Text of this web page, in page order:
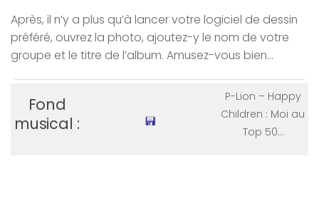
Après, il n’y a plus qu’à lancer votre logiciel de dessin
préféré, ouvrez la photo, ajoutez-y le nom de votre
groupe et le titre de l’album. Amusez-vous bien…
Fond
musical :
P-Lion – Happy
Children : Moi au
Top 50…